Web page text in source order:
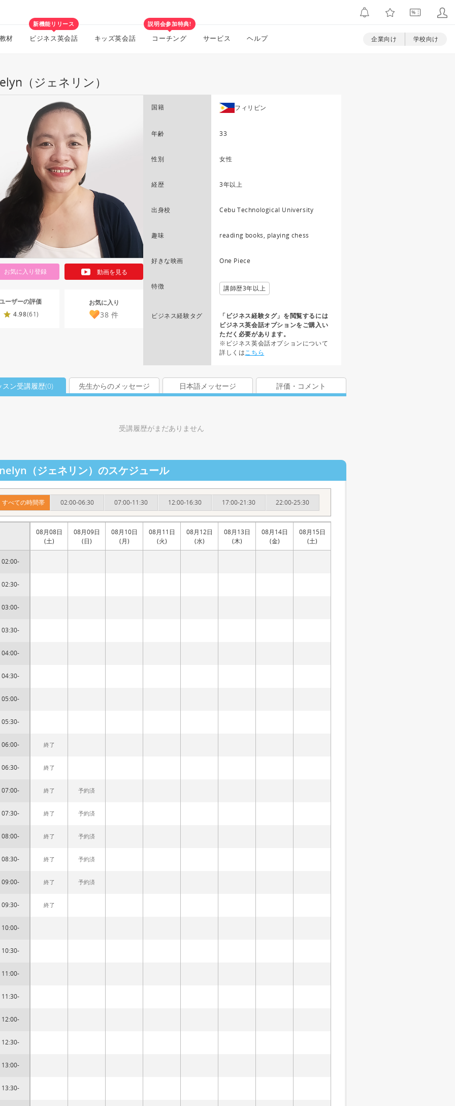
材
新機能リリース
ビジネス英会話 キッズ英会話
説明会参加特典!
コーチング サービス ヘルプ 企業向け 学校向け
（ジェネリン）
お気に入り登録 動画を見る
ーザーの評価
4.98(61)
お気に入り
38 件
国籍 フィリピン
年齢 33
性別 女性
経歴 3年以上
出身校 Cebu Technological University
趣味 reading books, playing chess
好きな映画 One Piece
特徴 講師歴3年以上
ビジネス経験タグ
「ビジネス経験タグ」を閲覧するには
ビジネス英会話オプションをご購入い
ただく必要があります。
※ビジネス英会話オプションについて
詳しくはこちら
スン受講履歴(0) 先生からのメッセージ 日本語メッセージ 評価・コメント
受講履歴がまだありません
（ジェネリン）のスケジュール
すべての時間帯 02:00-06:30 07:00-11:30 12:00-16:30 17:00-21:30 22:00-25:30
02:00-
02:30-
03:00-
03:30-
04:00-
04:30-
05:00-
05:30-
06:00-
06:30-
07:00-
07:30-
08:00-
08:30-
09:00-
09:30-
10:00-
10:30-
11:00-
11:30-
12:00-
12:30-
13:00-
13:30-
08月08日
(土)
終了
終了
終了
終了
終了
終了
終了
終了
08月09日
(日)
予約済
予約済
予約済
予約済
予約済
08月10日
(月)
08月11日
(火)
08月12日
(水)
08月13日
(木)
08月14日
(金)
08月15日
(土)